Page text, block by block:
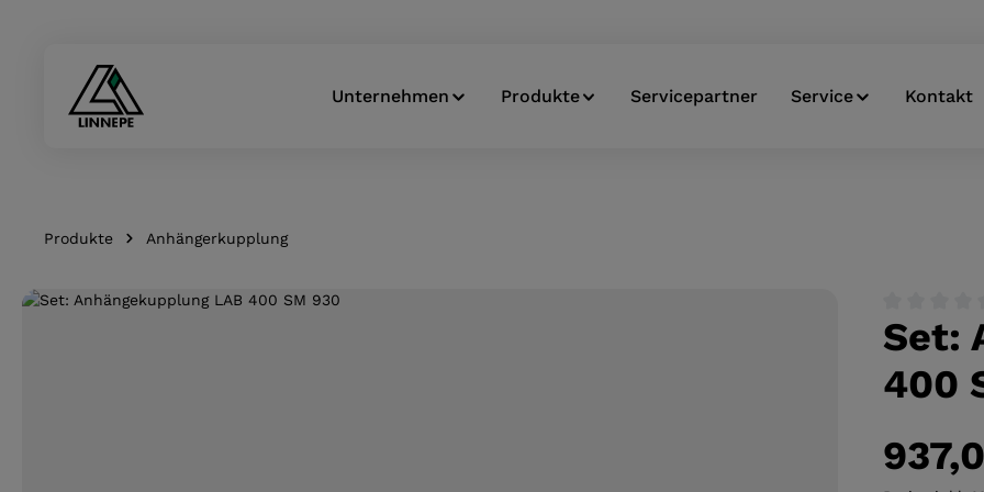
Unternehmen Produkte Servicepartner Service Kontakt
Produkte Anhängerkupplung
Bildergalerie überspringen
Set:
400